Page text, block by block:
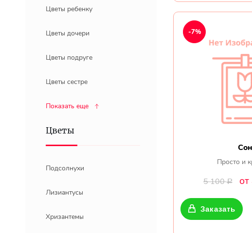
Цветы ребенку
Цветы дочери
Цветы подруге
Цветы сестре
Показать еще
Цветы
Подсолнухи
Лизиантусы
Хризантемы
Сон
Просто и
5 100Р
-7%
Заказать